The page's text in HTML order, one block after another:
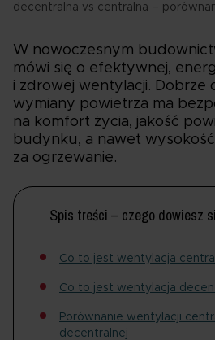
decentralna vs centralna –
W nowoczesnym
mówi się o efektywnej,
i zdrowej wentylacji. Dobrze
wymiany powietrza ma
na komfort życia, jakość
budynku, a nawet
za ogrzewanie.
Spis treści – czego dowiesz
Co to jest wentylacja
Co to jest wentylacja
Porównanie wentylacji
decentralnej